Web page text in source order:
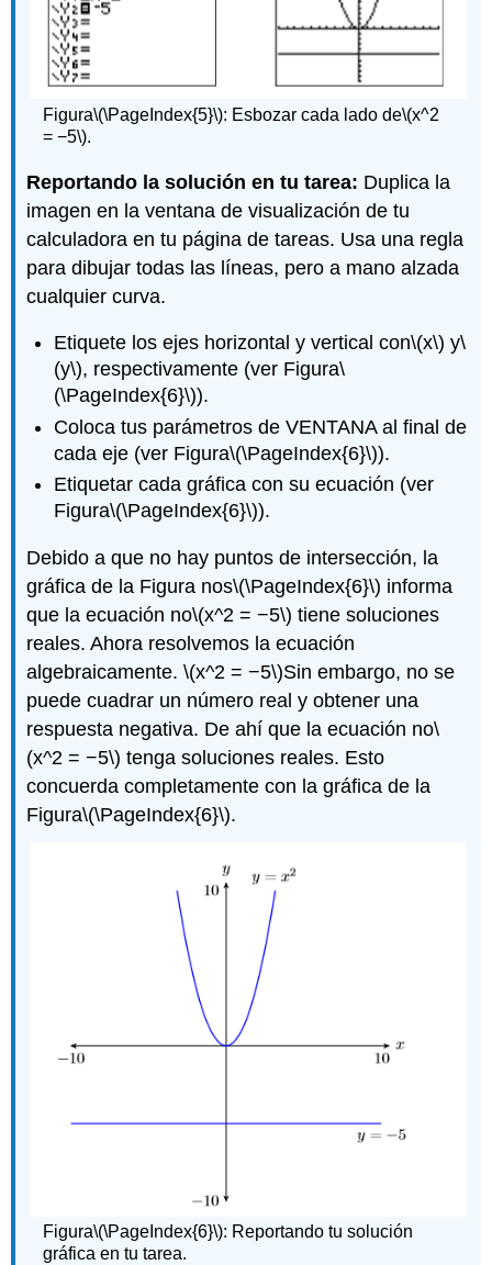
Figura\(\PageIndex{5}\): Esbozar cada lado de\(x^2
= −5\).
Reportando la solución en tu tarea: Duplica la
imagen en la ventana de visualización de tu
calculadora en tu página de tareas. Usa una regla
para dibujar todas las líneas, pero a mano alzada
cualquier curva.
Etiquete los ejes horizontal y vertical con\(x\) y\
(y\), respectivamente (ver Figura\
(\PageIndex{6}\)).
Coloca tus parámetros de VENTANA al final de
cada eje (ver Figura\(\PageIndex{6}\)).
Etiquetar cada gráfica con su ecuación (ver
Figura\(\PageIndex{6}\)).
Debido a que no hay puntos de intersección, la
gráfica de la Figura nos\(\PageIndex{6}\) informa
que la ecuación no\(x^2 = −5\) tiene soluciones
reales. Ahora resolvemos la ecuación
algebraicamente.\(x^2 = −5\)Sin embargo, no se
puede cuadrar un número real y obtener una
respuesta negativa. De ahí que la ecuación no\
(x^2 = −5\) tenga soluciones reales. Esto
concuerda completamente con la gráfica de la
Figura\(\PageIndex{6}\).
Figura\(\PageIndex{6}\): Reportando tu solución
gráfica en tu tarea.